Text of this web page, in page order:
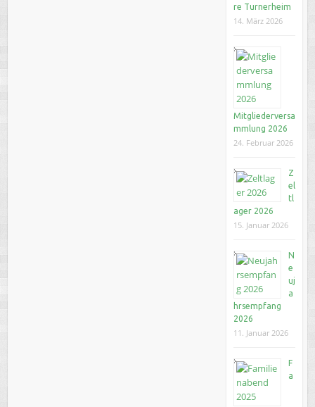
re Turnerheim
14. März 2026
Mitgliederversa
mmlung 2026
24. Februar 2026
Z
el
tl
ager 2026
15. Januar 2026
N
e
uj
a
hrsempfang
2026
11. Januar 2026
F
a